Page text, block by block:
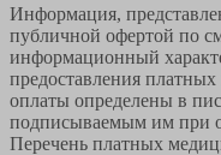
Информация,
публичной офертой по
информационный
предоставления
оплаты определены в
подписываемым им при
Перечень платных